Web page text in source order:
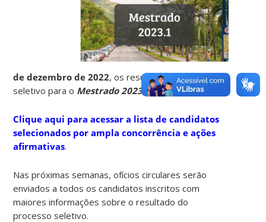
de dezembro de 2022, os resultados do processo
seletivo para o Mestrado 2023.1doPPGEEL.
Clique aqui para acessar a lista de candidatos
selecionados por ampla concorrência e ações
afirmativas.
Nas próximas semanas, ofícios circulares serão
enviados a todos os candidatos inscritos com
maiores informações sobre o resultado do
processo seletivo.